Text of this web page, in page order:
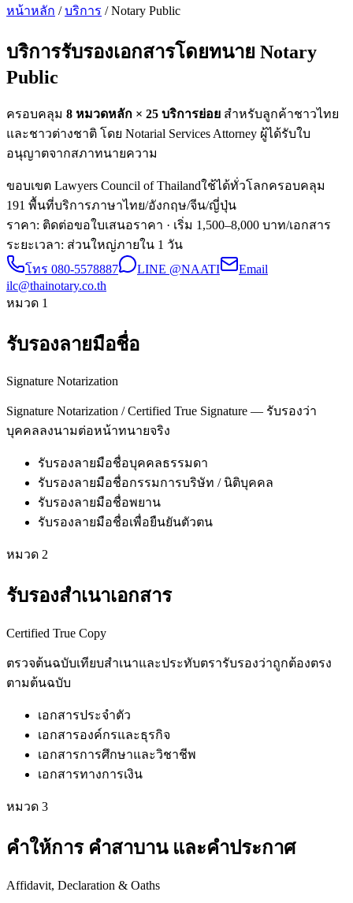
หน้าหลัก / บริการ / Notary Public
บริการรับรองเอกสารโดยทนาย Notary
Public
ครอบคลุม 8 หมวดหลัก × 25 บริการย่อย สำหรับลูกค้าชาวไทย
และชาวต่างชาติ โดย Notarial Services Attorney ผู้ได้รับใบ
อนุญาตจากสภาทนายความ
ขอบเขต Lawyers Council of Thailandใช้ได้ทั่วโลกครอบคลุม
191 พื้นที่บริการภาษาไทย/อังกฤษ/จีน/ญี่ปุ่น
ราคา: ติดต่อขอใบเสนอราคา · เริ่ม 1,500–8,000 บาท/เอกสาร
ระยะเวลา: ส่วนใหญ่ภายใน 1 วัน
โทร 080-5578887 LINE @NAATI
Email
ilc@thainotary.co.th
หมวด 1
รับรองลายมือชื่อ
Signature Notarization
Signature Notarization / Certified True Signature — รับรองว่า
บุคคลลงนามต่อหน้าทนายจริง
รับรองลายมือชื่อบุคคลธรรมดา
รับรองลายมือชื่อกรรมการบริษัท / นิติบุคคล
รับรองลายมือชื่อพยาน
รับรองลายมือชื่อเพื่อยืนยันตัวตน
หมวด 2
รับรองสำเนาเอกสาร
Certified True Copy
ตรวจต้นฉบับเทียบสำเนาและประทับตรารับรองว่าถูกต้องตรง
ตามต้นฉบับ
เอกสารประจำตัว
เอกสารองค์กรและธุรกิจ
เอกสารการศึกษาและวิชาชีพ
เอกสารทางการเงิน
หมวด 3
คำให้การ คำสาบาน และคำประกาศ
Affidavit, Declaration & Oaths